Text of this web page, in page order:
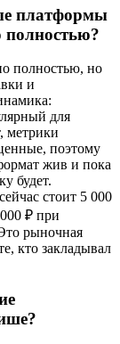
платформы
полностью?
полностью, но
и
для
метрики
поэтому
жив и пока
будет.
стоит 5 000
₽ при
рыночная
кто закладывал